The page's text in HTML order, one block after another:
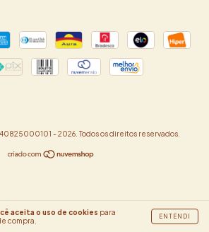
aceita o uso de cookies para
compra.
ENTENDI
- 2026. Todos os direitos reservados.